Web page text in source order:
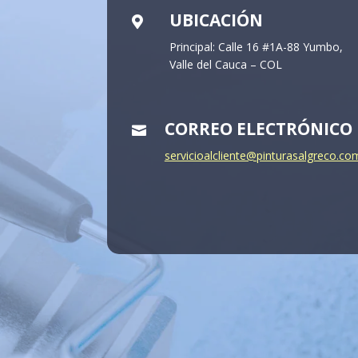
 UBICACIÓN
Principal: Calle 16 #1A-88 Yumbo,
Valle del Cauca – COL
 CORREO ELECTRÓNICO